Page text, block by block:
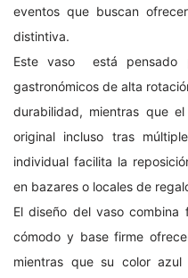
eventos que buscan
distintiva.
Este vaso está pensado
gastronómicos de alta
durabilidad, mientras que
original incluso tras
individual facilita la
en bazares o locales de
El diseño del vaso combina
cómodo y base firme
mientras que su color